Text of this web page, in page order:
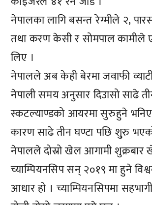
नेपालका लागि बसन्त रेग्मीले २,
तथा करण केसी र सोमपाल
लिए ।
नेपालले अब केही बेरमा जवाफी
नेपाली समय अनुसार दिउासो साढे
स्कटल्याण्डको आयरमा सुरुहुने
कारण साढे तीन घण्टा पछि शु्रु
नेपालले दोस्रो खेल आगामी
च्याम्पियनसिप सन् २०१९ मा हुने
आधार हो । च्याम्पियनसिपमा